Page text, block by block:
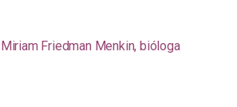
Miriam Friedman Menkin, bióloga